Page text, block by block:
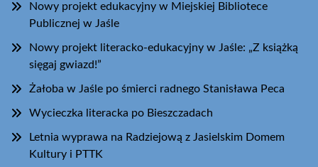
Nowy projekt edukacyjny w Miejskiej Bibliotece
Publicznej w Jaśle
Nowy projekt literacko-edukacyjny w Jaśle: „Z książką
sięgaj gwiazd!”
Żałoba w Jaśle po śmierci radnego Stanisława Peca
Wycieczka literacka po Bieszczadach
Letnia wyprawa na Radziejową z Jasielskim Domem
Kultury i PTTK